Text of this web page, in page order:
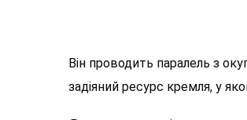
Він проводить паралель з
задіяний ресурс кремля, у